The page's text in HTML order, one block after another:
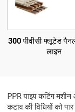
300 पीवीसी फ्लूटेड
लाइन
PPR पाइप कटिंग
कटाव की विधियों को